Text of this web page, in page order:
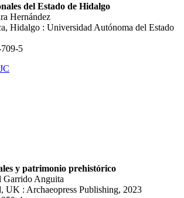
del Estado de Hidalgo
Hernández
Hidalgo : Universidad Autónoma del Estado
5
y patrimonio prehistórico
Garrido Anguita
UK : Archaeopress Publishing, 2023